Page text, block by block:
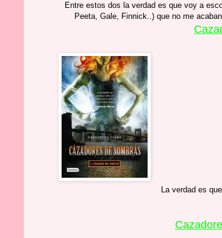
Entre estos dos la verdad es que voy a
Peeta, Gale, Finnick..) que no me
La verdad es